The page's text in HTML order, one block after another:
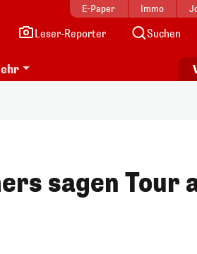
E-Paper Immo
Leser-Reporter Suchen
sagen Tour